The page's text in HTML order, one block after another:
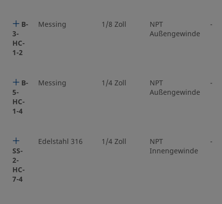
B-
3-
HC-
1-2
Messing 1/8 Zoll
NPT
Außengewinde
-
B-
5-
HC-
1-4
Messing 1/4 Zoll
NPT
Außengewinde
-
SS-
2-
HC-
7-4
Edelstahl 316 1/4 Zoll
NPT
Innengewinde
-